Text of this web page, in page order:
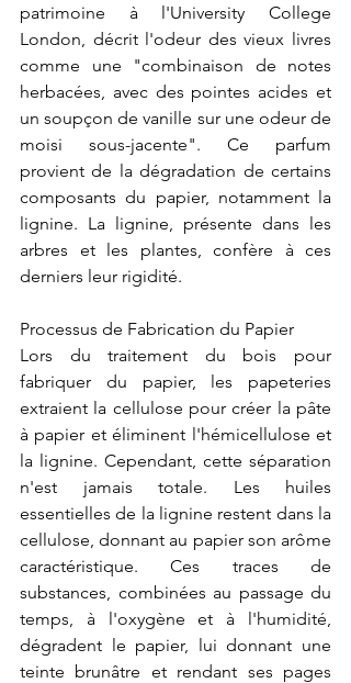
patrimoine à l'University College
London, décrit l'odeur des vieux livres
comme une "combinaison de notes
herbacées, avec des pointes acides et
un soupçon de vanille sur une odeur de
moisi sous-jacente". Ce parfum
provient de la dégradation de certains
composants du papier, notamment la
lignine. La lignine, présente dans les
arbres et les plantes, confère à ces
derniers leur rigidité.
Processus de Fabrication du Papier
Lors du traitement du bois pour
fabriquer du papier, les papeteries
extraient la cellulose pour créer la pâte
à papier et éliminent l'hémicellulose et
la lignine. Cependant, cette séparation
n'est jamais totale. Les huiles
essentielles de la lignine restent dans la
cellulose, donnant au papier son arôme
caractéristique. Ces traces de
substances, combinées au passage du
temps, à l'oxygène et à l'humidité,
dégradent le papier, lui donnant une
teinte brunâtre et rendant ses pages